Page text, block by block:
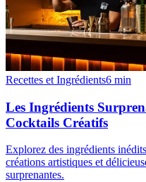
Recettes et Ingrédients6 min
Les Ingrédients
Cocktails Créatifs
Explorez des ingrédients
créations artistiques et
surprenantes.